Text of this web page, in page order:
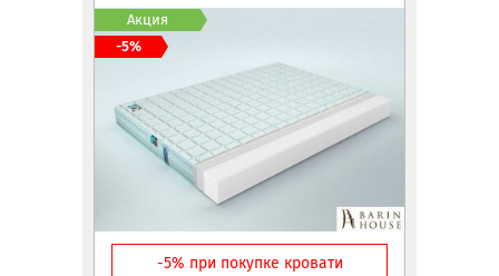
-5% при покупке кровати
Акция
-5%